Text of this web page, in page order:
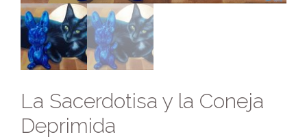
La Sacerdotisa y la Coneja
Deprimida